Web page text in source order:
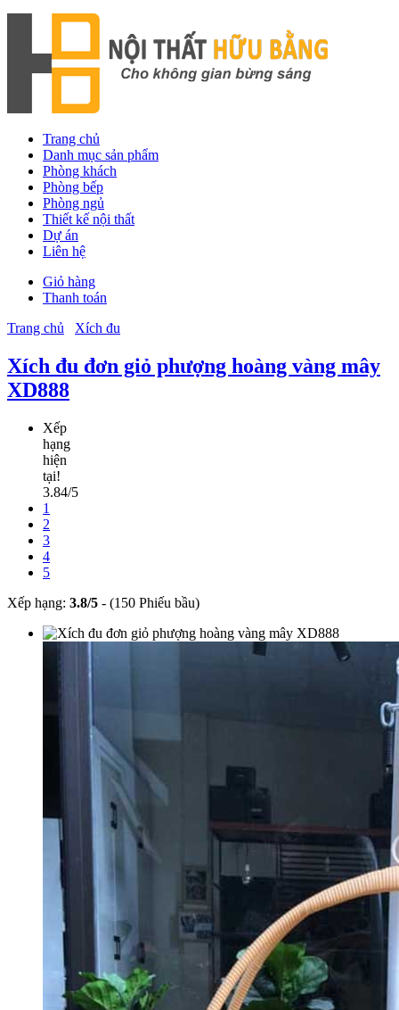
Trang chủ
Danh mục sản phẩm
Phòng khách
Phòng bếp
Phòng ngủ
Thiết kế nội thất
Dự án
Liên hệ
Giỏ hàng
Thanh toán
Trang chủ
Xích đu
Xích đu đơn giỏ phượng hoàng vàng mây
XD888
Xếp
hạng
hiện
tại!
3.84/5
1
2
3
4
5
Xếp hạng: 3.8/5 - (150 Phiếu bầu)